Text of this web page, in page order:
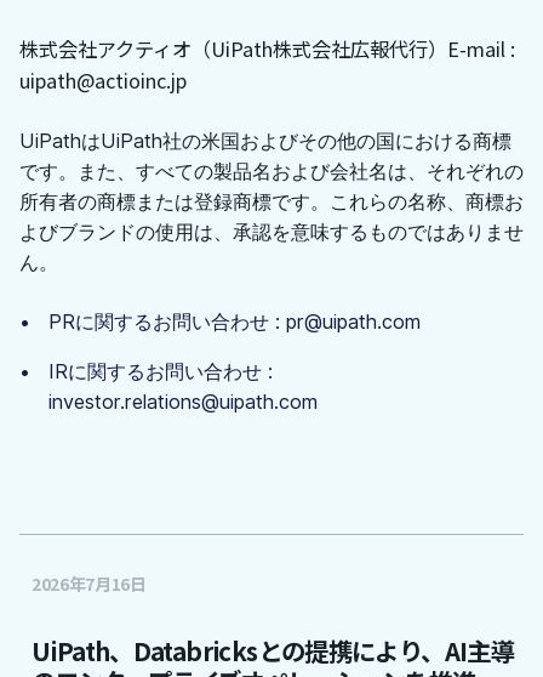
株式会社アクティオ（UiPath株式会社広報代行） E-mail :
uipath@actioinc.jp
UiPathはUiPath社の米国およびその他の国における商標
です。また、すべての製品名および会社名は、それぞれの
所有者の商標または登録商標です。これらの名称、商標お
よびブランドの使用は、承認を意味するものではありませ
ん。
PRに関するお問い合わせ : pr@uipath.com
IRに関するお問い合わせ :
investor.relations@uipath.com
2026年7月16日
UiPath、Databricksとの提携により、AI主導